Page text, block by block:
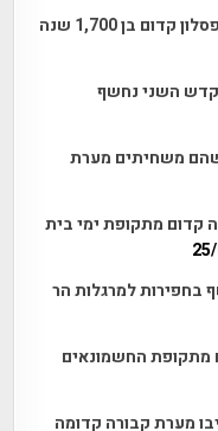
בן 1,700 שנה
השני נחשף
משחיתים מערת
קדום מתקופת ימי בית
בחפירות למרגלות הר
מתקופת החשמונאים
מערת קבורה קדומה